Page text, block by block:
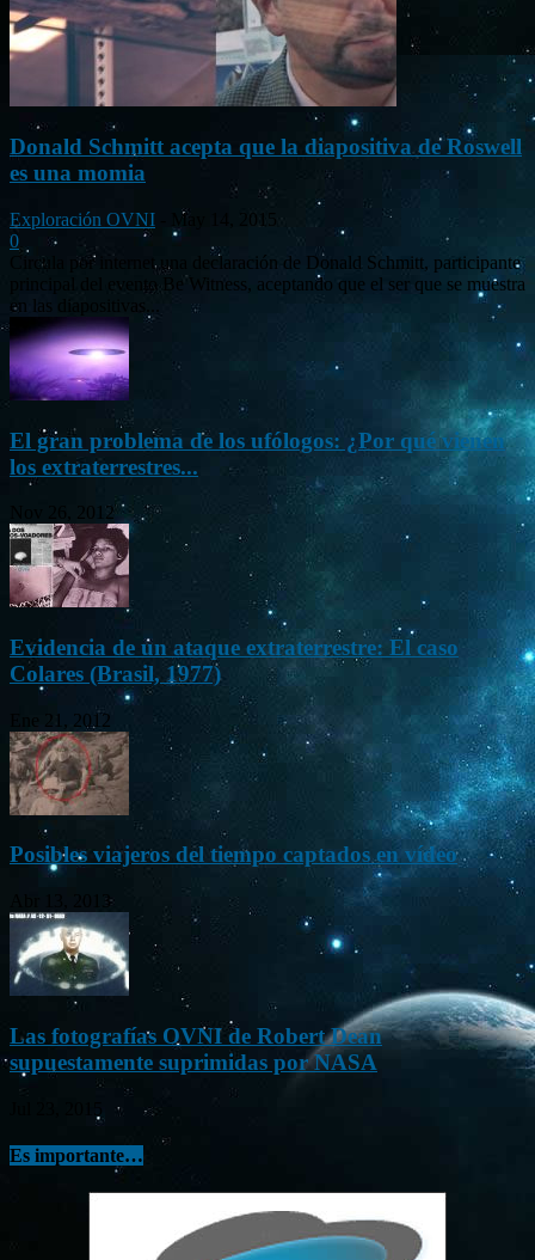
Donald Schmitt acepta que la diapositiva de Roswell
es una momia
Exploración OVNI
May 14, 2015
0
Circula por internet una declaración de Donald Schmitt, participante
principal del evento Be Witness, aceptando que el ser que se muestra
en las diapositivas...
El gran problema de los ufólogos: ¿Por qué vienen
los extraterrestres...
Nov 26, 2012
Evidencia de un ataque extraterrestre: El caso
Colares (Brasil, 1977)
Ene 21, 2012
Posibles viajeros del tiempo captados en vídeo
Abr 13, 2013
Las fotografías OVNI de Robert Dean
supuestamente suprimidas por NASA
Jul 23, 2015
Es importante…